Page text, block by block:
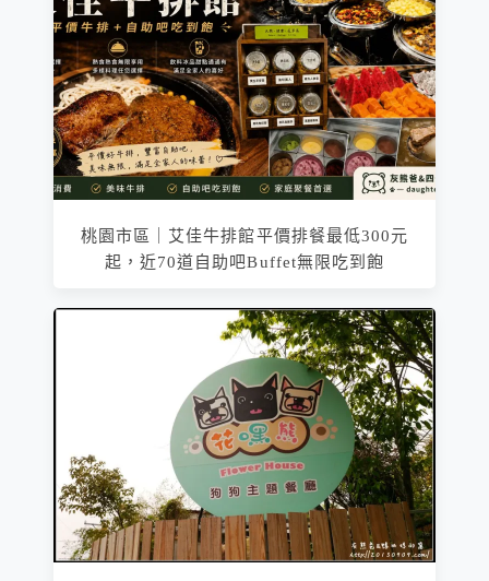
桃園市區｜艾佳牛排館平價排餐最低300元
起，近70道自助吧Buffet無限吃到飽